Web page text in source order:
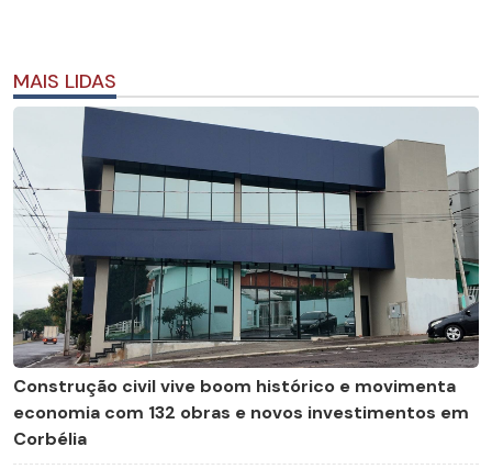
MAIS LIDAS
Construção civil vive boom histórico e movimenta
economia com 132 obras e novos investimentos em
Corbélia